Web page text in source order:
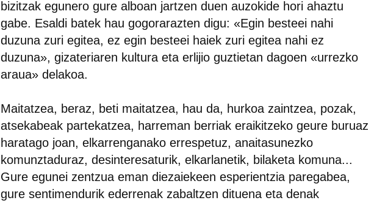
bizitzak egunero gure alboan jartzen duen auzokide hori ahaztu
gabe. Esaldi batek hau gogorarazten digu: «Egin besteei nahi
duzuna zuri egitea, ez egin besteei haiek zuri egitea nahi ez
duzuna», gizateriaren kultura eta erlijio guztietan dagoen «urrezko
araua» delakoa.
Maitatzea, beraz, beti maitatzea, hau da, hurkoa zaintzea, pozak,
atsekabeak partekatzea, harreman berriak eraikitzeko geure buruaz
haratago joan, elkarrenganako errespetuz, anaitasunezko
komunztaduraz, desinteresaturik, elkarlanetik, bilaketa komuna...
Gure egunei zentzua eman diezaiekeen esperientzia paregabea,
gure sentimendurik ederrenak zabaltzen dituena eta denak